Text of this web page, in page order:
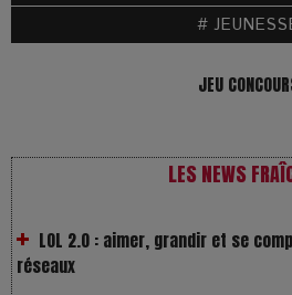
#
JEU
LES NEWS
Les Rayons et les Ombres :